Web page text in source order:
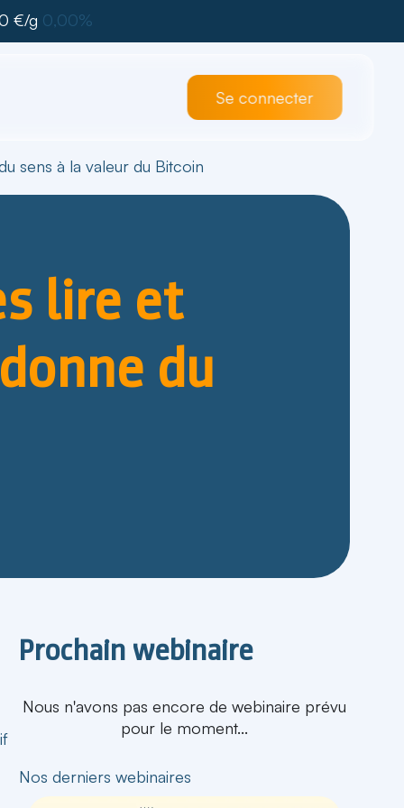
€/g 0,00%
Se connecter
sens à la valeur du Bitcoin
lire et
du
Prochain webinaire
Nous n'avons pas encore de webinaire prévu
pour le moment...
Nos derniers webinaires